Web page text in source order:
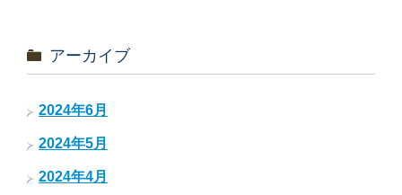
アーカイブ
2024年6月
2024年5月
2024年4月